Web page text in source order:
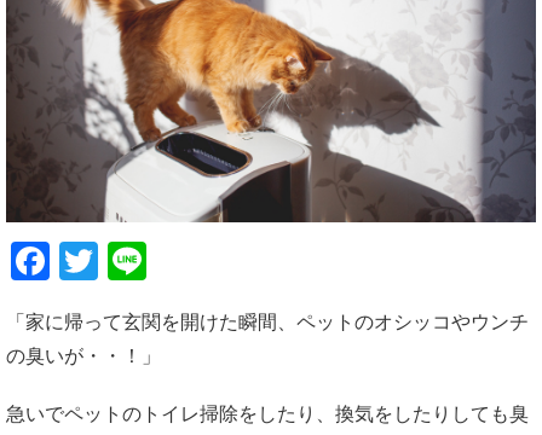
Facebook
Twitter
「家に帰って玄関を開けた瞬間、ペットのオシッコやウンチ
の臭いが・・！」
急いでペットのトイレ掃除をしたり、換気をしたりしても臭